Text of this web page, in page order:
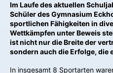
Im Laufe des aktuellen
Schüler des Gymnasium
sportlichen Fähigkeiten in
Wettkämpfen unter Beweis
ist nicht nur die Breite der
sondern auch die Erfolge, die
In insgesamt 8 Sportarten